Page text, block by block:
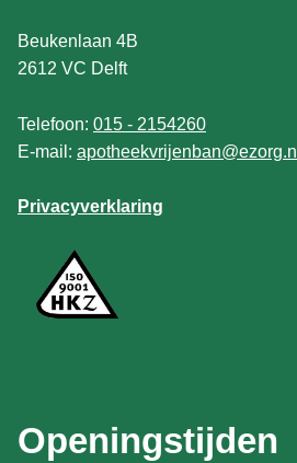
Beukenlaan 4B
2612 VC Delft
Telefoon: 015 - 2154260
E-mail: apotheekvrijenban@ezorg.nl
Privacyverklaring
Openingstijden